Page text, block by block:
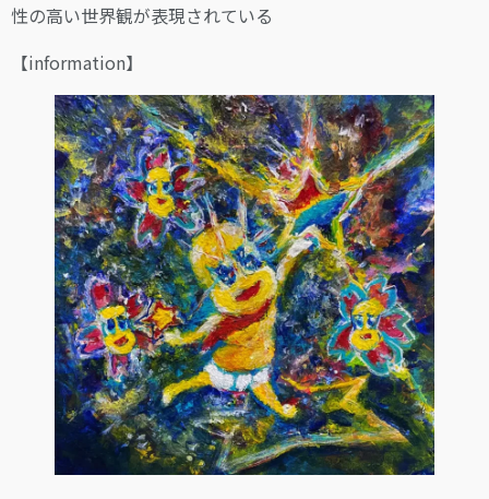
性の高い世界観が表現されている
【information】